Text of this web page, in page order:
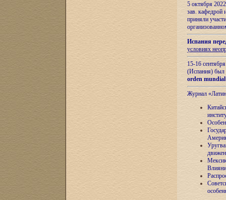
5 октября
зав.
приняли
Испания
условиях
15-16
(Испания) был
orden
Журнал